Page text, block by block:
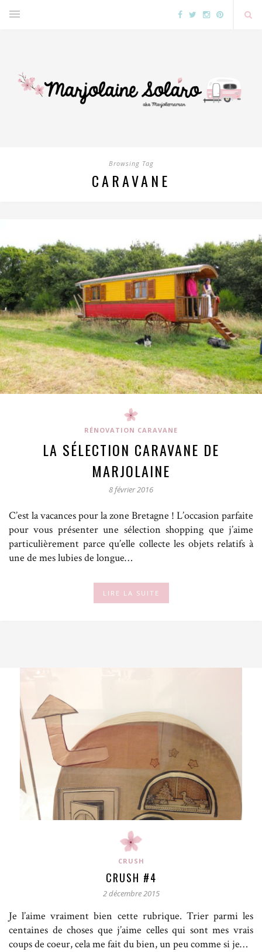
Browsing Tag
CARAVANE
RÉNOVATION CARAVANE
LA SÉLECTION CARAVANE DE
MARJOLAINE
8 février 2016
C’est la vacances pour la zone Bretagne ! L’occasion parfaite
pour vous présenter une sélection shopping que j’aime
particulièrement parce qu’elle collecte les objets relatifs à
une de mes lubies de longue…
LIRE LA SUITE
CRUSH
CRUSH #4
2 décembre 2015
Je l’aime vraiment bien cette rubrique. Trier parmi les
centaines de choses que j’aime celles qui sont mes vrais
coups de coeur, cela me fait du bien, un peu comme si je…